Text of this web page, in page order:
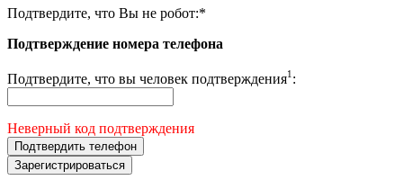
Подтвердите, что Вы не робот:*
Подтверждение номера телефона
Подтвердите, что вы человек подтверждения1 :
Неверный код подтверждения
Подтвердить телефон
Зарегистрироваться